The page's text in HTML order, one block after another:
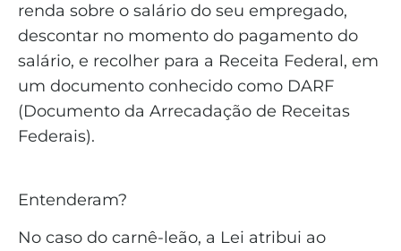
renda sobre o salário do seu empregado,
descontar no momento do pagamento do
salário, e recolher para a Receita Federal, em
um documento conhecido como DARF
(Documento da Arrecadação de Receitas
Federais).
Entenderam?
No caso do carnê-leão, a Lei atribui ao